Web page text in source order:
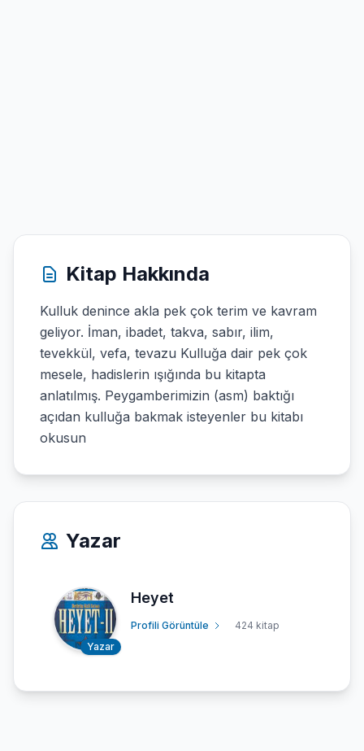
Kitap Hakkında
Kulluk denince akla pek çok terim ve kavram
geliyor. İman, ibadet, takva, sabır, ilim,
tevekkül, vefa, tevazu Kulluğa dair pek çok
mesele, hadislerin ışığında bu kitapta
anlatılmış. Peygamberimizin (asm) baktığı
açıdan kulluğa bakmak isteyenler bu kitabı
okusun
Yazar
Yazar
Heyet
Profili Görüntüle 424 kitap